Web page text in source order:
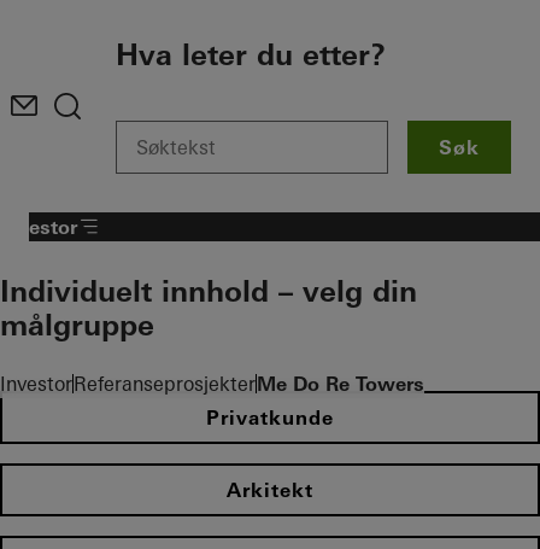
Hva leter du etter?
Søk
InvestorReferanseprosjekterMe Do Re Towers
Investor
Individuelt innhold – velg din
målgruppe
Privatkunde
Arkitekt